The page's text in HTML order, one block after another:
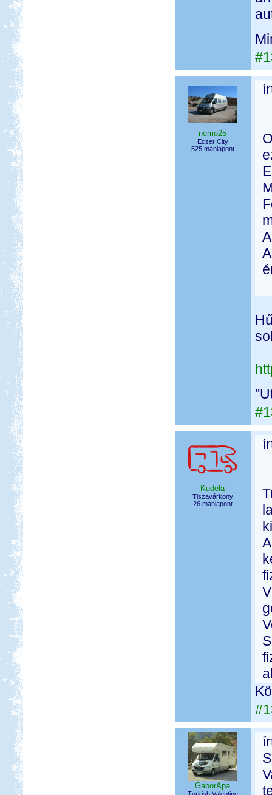
nemo25
Ecser City
525 mániapont
Kudela
Tiszavárkony
26 mániapont
GaborApa